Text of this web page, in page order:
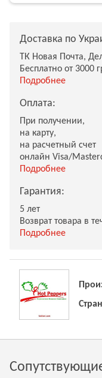
Доставка по
ТК Новая Почта,
Бесплатно от 3000
Подробнее
Оплата:
При получении,
на карту,
на расчетный счет
онлайн Visa/
Подробнее
Гарантия:
5 лет
Возврат товара в
Подробнее